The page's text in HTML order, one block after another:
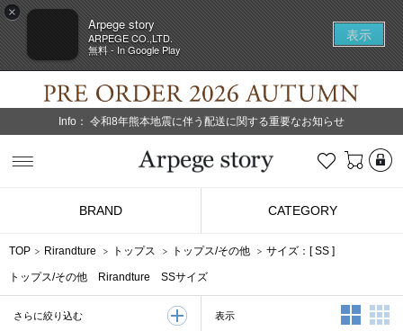
×
Arpege story
ARPEGE CO.,LTD.
無料 - In Google Play
表示
Info： 令和8年熊本地震に伴う配送に関する重要なお知らせ
お気に入り
BRAND CATEGORY
TOP Rirandture トップス トップス/その他 サイズ：[SS ]
トップス/その他 Rirandture SSサイズ
さらに絞り込む 表示 2列表示